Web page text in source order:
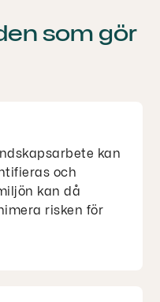
som gör
kan
och
kan då
risken för